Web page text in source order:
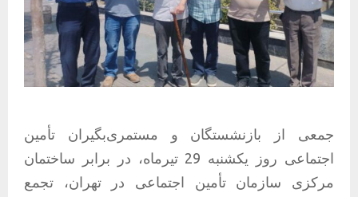
جمعی از بازنشستگان و مستمری‌بگیران تأمین
اجتماعی روز یکشنبه 29 تیرماه، در برابر ساختمان
مرکزی سازمان تأمین اجتماعی در تهران، تجمع